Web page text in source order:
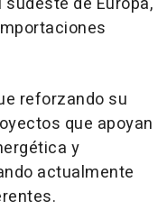
reforzando su
que apoyan
y
actualmente